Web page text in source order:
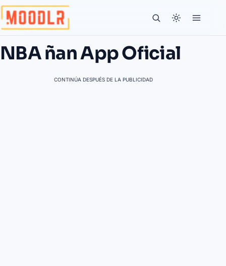
NBA ñan App Oficial
CONTINÚA DESPUÉS DE LA PUBLICIDAD